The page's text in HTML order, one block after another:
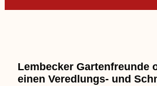
Lembecker Gartenfreunde
einen Veredlungs- und